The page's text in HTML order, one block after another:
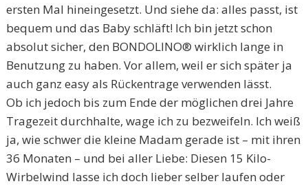
ersten Mal hineingesetzt. Und siehe da: alles passt, ist
bequem und das Baby schläft! Ich bin jetzt schon
absolut sicher, den BONDOLINO® wirklich lange in
Benutzung zu haben. Vor allem, weil er sich später ja
auch ganz easy als Rückentrage verwenden lässt.
Ob ich jedoch bis zum Ende der möglichen drei Jahre
Tragezeit durchhalte, wage ich zu bezweifeln. Ich weiß
ja, wie schwer die kleine Madam gerade ist – mit ihren
36 Monaten – und bei aller Liebe: Diesen 15 Kilo-
Wirbelwind lasse ich doch lieber selber laufen oder